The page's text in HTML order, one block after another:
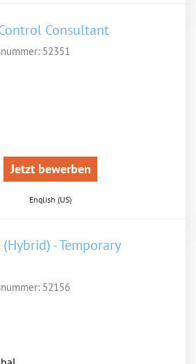
Consultant
52351
Jetzt bewerben
English (US)
- Temporary
52156